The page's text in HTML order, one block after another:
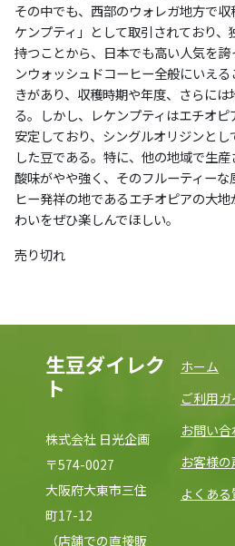
その中でも、西部のウォレガ地方で
ケンプティ」として取引されており
持つことから、日本でも高い人気を
ンウォッシュドコーヒー全般にいえ
きがあり、収穫時期や年度、さらに
る。しかし、レケンプティはエチオ
安定しており、シングルオリジンと
した豆である。特に、他の地域で生
酸味がやや強く、そのフルーティー
ヒー発祥の地であるエチオピアの大
わいをぜひ楽しんでほしい。
売り切れ
生豆ダイレク
ト
株式会社 日光企画
〒574-0027
大阪府大東市三住
町17-12
（店舗での直接販
ホーム
ご利用ガ
お問い合
お客様
よくあ